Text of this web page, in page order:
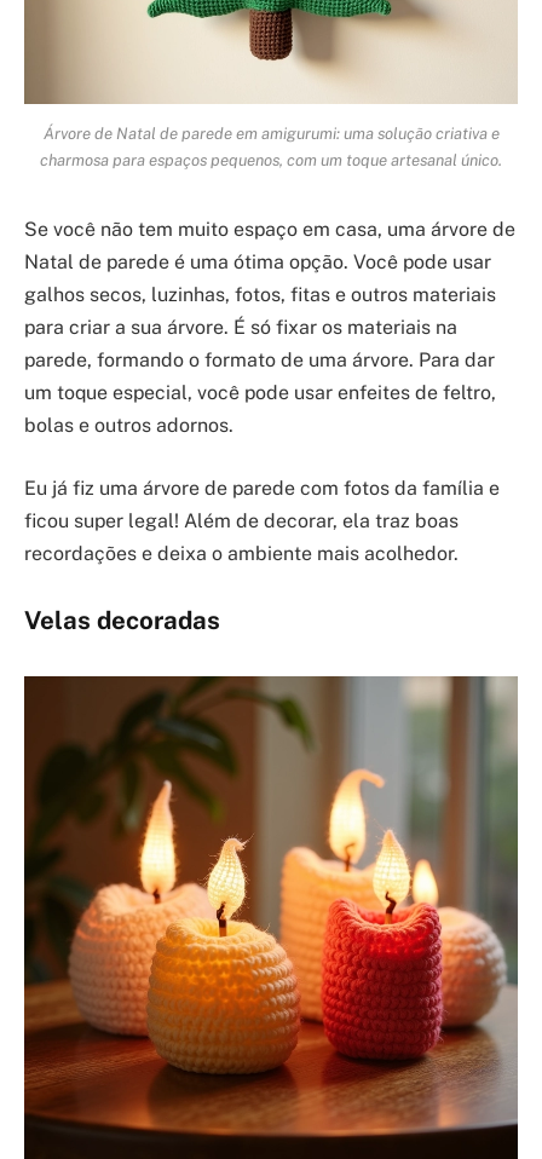
Árvore de Natal de parede em amigurumi: uma solução criativa e
charmosa para espaços pequenos, com um toque artesanal único.
Se você não tem muito espaço em casa, uma árvore de
Natal de parede é uma ótima opção. Você pode usar
galhos secos, luzinhas, fotos, fitas e outros materiais
para criar a sua árvore. É só fixar os materiais na
parede, formando o formato de uma árvore. Para dar
um toque especial, você pode usar enfeites de feltro,
bolas e outros adornos.
Eu já fiz uma árvore de parede com fotos da família e
ficou super legal! Além de decorar, ela traz boas
recordações e deixa o ambiente mais acolhedor.
Velas decoradas